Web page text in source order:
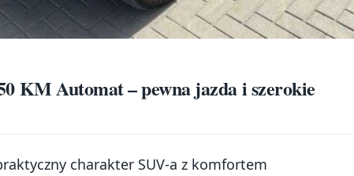
KM Automat – pewna jazda i szerokie
charakter SUV-a z komfortem